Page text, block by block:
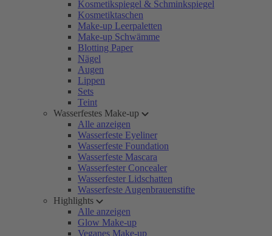
Kosmetikspiegel & Schminkspiegel
Kosmetiktaschen
Make-up Leerpaletten
Make-up Schwämme
Blotting Paper
Nägel
Augen
Lippen
Sets
Teint
Wasserfestes Make-up
Alle anzeigen
Wasserfeste Eyeliner
Wasserfeste Foundation
Wasserfeste Mascara
Wasserfester Concealer
Wasserfester Lidschatten
Wasserfeste Augenbrauenstifte
Highlights
Alle anzeigen
Glow Make-up
Veganes Make-up